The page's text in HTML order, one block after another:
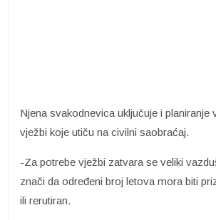
Njena svakodnevica uključuje i planiranje
vježbi koje utiču na civilni saobraćaj.
-Za potrebe vježbi zatvara se veliki
znači da određeni broj letova mora biti
ili rerutiran.